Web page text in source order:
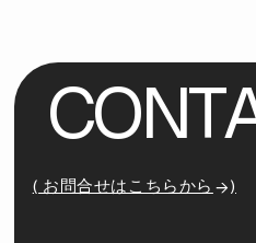
CONT
( お問合せはこちらから )